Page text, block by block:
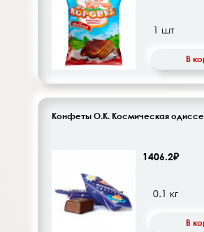
В
Конфеты О.К. Космическая
1406.2₽
В